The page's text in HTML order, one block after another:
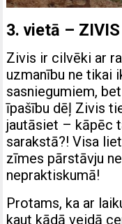
3. vietā – ZIVIS
Zivis ir cilvēki ar
uzmanību ne tikai
sasniegumiem,
īpašību dēļ Zivis
jautāsiet – kāpēc
sarakstā?! Visa
zīmes pārstāvju
nepraktiskumā!
Protams, ka ar
kaut kādā veidā